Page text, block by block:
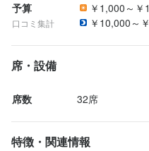
予算
口コミ集計
￥1,000～￥
￥10,000～
席・設備
席数 32席
特徴・関連情報